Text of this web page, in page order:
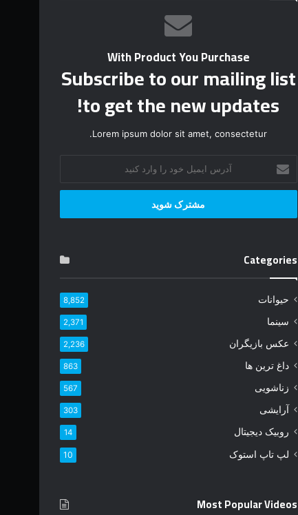
With Product You Purchase
Subscribe to our mailing list
to get the new updates!
Lorem ipsum dolor sit amet, consectetur.
ر
ا
ی
ل
د
ا
و
ر
د
ن
ی
Categories
حیوانات 8,852
سینما 2,371
عکس بازیگران 2,236
داغ ترین ها 863
زناشویی 567
آرایشی 303
روبیک دیجیتال 14
لپ تاپ استوک 10
Most Popular Videos